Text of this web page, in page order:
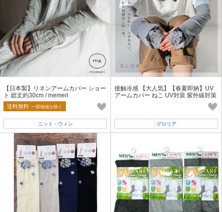
【日本製】リネンアームカバー ショー
ト 総丈約30cm / memeri
送料無料 一部地域を除く
ニット・ウィン
接触冷感 【大人気】【春夏即納】UV
アームカバー ねこ UV対策 紫外線対策
グロリア